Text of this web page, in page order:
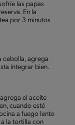
las papas
En la
por 3 minutos
cebolla, agrega
integrar bien.
el aceite
cuando esté
a fuego lento
a la tortilla con